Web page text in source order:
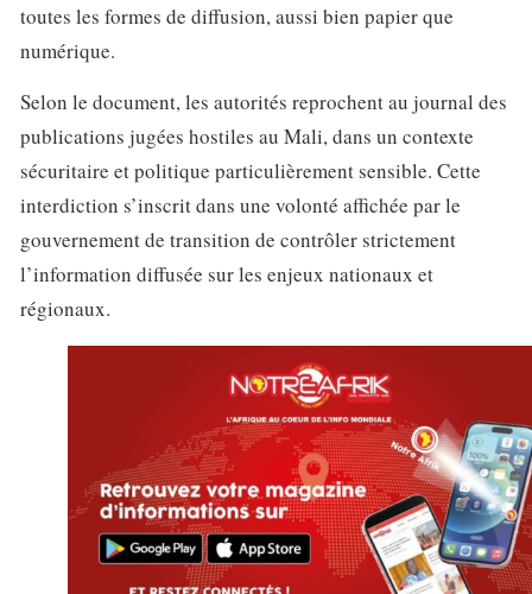
toutes les formes de diffusion, aussi bien papier que
numérique.
Selon le document, les autorités reprochent au journal des
publications jugées hostiles au Mali, dans un contexte
sécuritaire et politique particulièrement sensible. Cette
interdiction s’inscrit dans une volonté affichée par le
gouvernement de transition de contrôler strictement
l’information diffusée sur les enjeux nationaux et
régionaux.